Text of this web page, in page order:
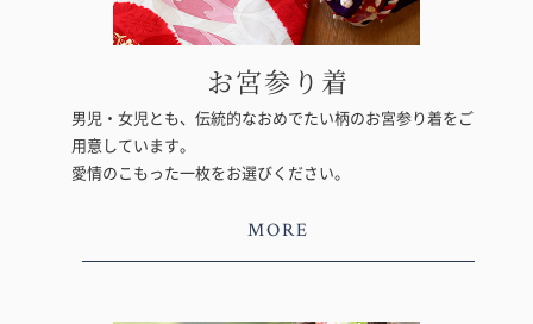
お宮参り着
男児・女児とも、伝統的なおめでたい柄のお宮参り着をご
用意しています。
愛情のこもった一枚をお選びください。
MORE